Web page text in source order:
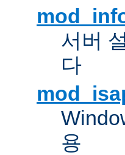
서버
다
용